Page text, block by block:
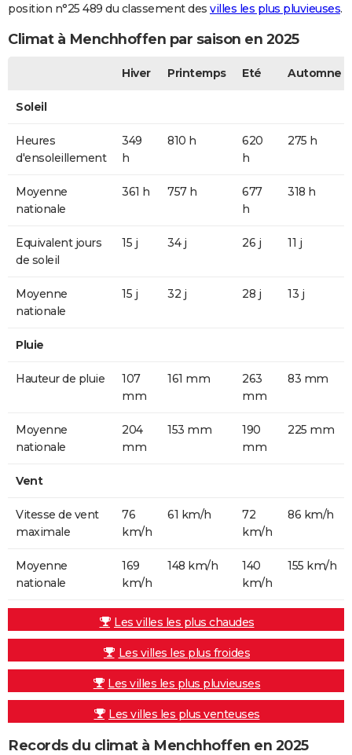
position n°25 489 du classement des villes les plus pluvieuses.
Climat à Menchhoffen par saison en 2025
Hiver Printemps Eté Automne
Soleil
Heures
d'ensoleillement
349
h
810 h
620
h
275 h
Moyenne
nationale
361 h 757 h
677
h
318 h
Equivalent jours
de soleil
15 j 34 j 26 j 11 j
Moyenne
nationale
15 j 32 j 28 j 13 j
Pluie
Hauteur de pluie
107
mm
161 mm
263
mm
83 mm
Moyenne
nationale
204
mm
153 mm
190
mm
225 mm
Vent
Vitesse de vent
maximale
76
km/h
61 km/h
72
km/h
86 km/h
Moyenne
nationale
169
km/h
148 km/h
140
km/h
155 km/h
Les villes les plus chaudes
Les villes les plus froides
Les villes les plus pluvieuses
Les villes les plus venteuses
Records du climat à Menchhoffen en 2025